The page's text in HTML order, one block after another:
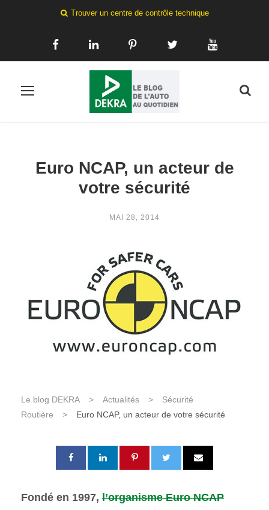
Trouver un centre de contrôle technique
Euro NCAP, un acteur de
votre sécurité
MAI 28, 2014
Le blog DEKRA > Actualités >
Sécurité
Routière
> Euro NCAP, un acteur de votre sécurité
Fondé en 1997, l’organisme Euro NCAP